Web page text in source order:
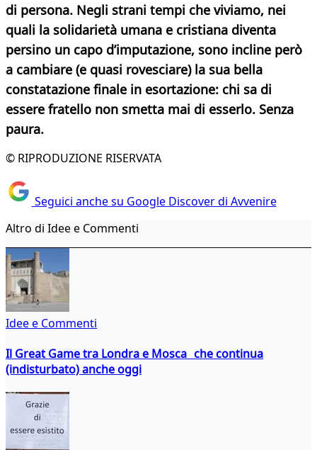
di persona. Negli strani tempi che viviamo, nei
quali la solidarietà umana e cristiana diventa
persino un capo d’imputazione, sono incline però
a cambiare (e quasi rovesciare) la sua bella
constatazione finale in esortazione: chi sa di
essere fratello non smetta mai di esserlo. Senza
paura.
© RIPRODUZIONE RISERVATA
Seguici anche su Google Discover di Avvenire
Altro di Idee e Commenti
Idee e Commenti
Il Great Game tra Londra e Mosca che continua
(indisturbato) anche oggi